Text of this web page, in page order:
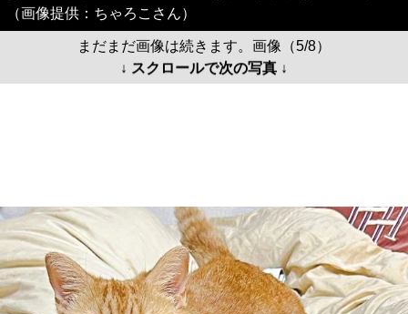
（画像提供：ちゃろこさん）
まだまだ画像は続きます。画像（5/8）
↓ スクロールで次の写真 ↓